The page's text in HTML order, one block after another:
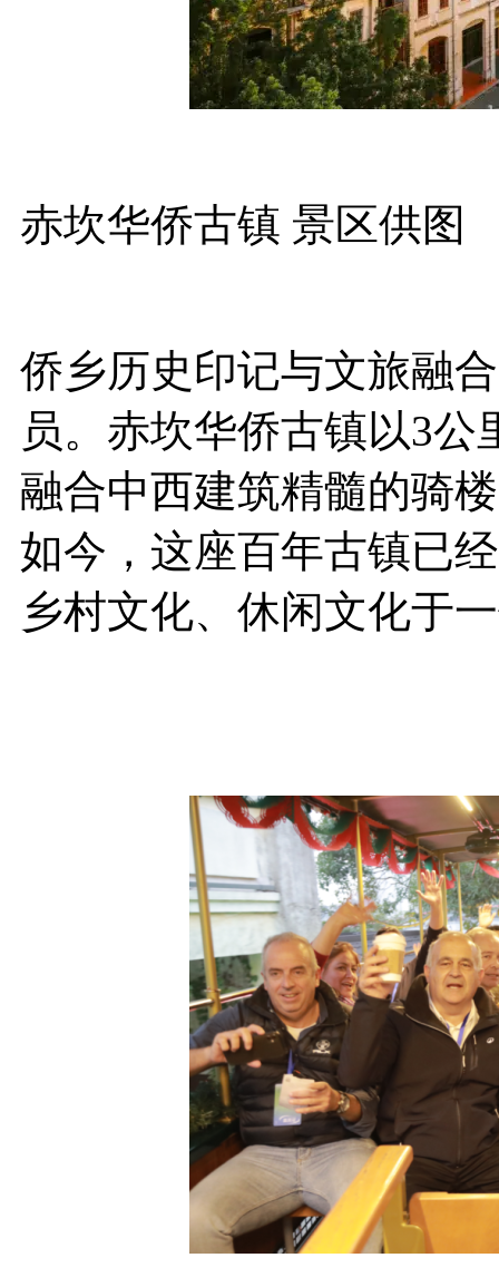
赤坎华侨古镇 景区供图
侨乡历史印记与文旅融
员。赤坎华侨古镇以3
融合中西建筑精髓的骑
如今，这座百年古镇已
乡村文化、休闲文化于